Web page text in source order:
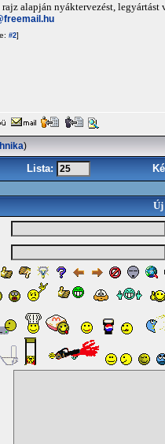
rajz alapján nyáktervezést, legyártást
#2]
)
Lista:
Új